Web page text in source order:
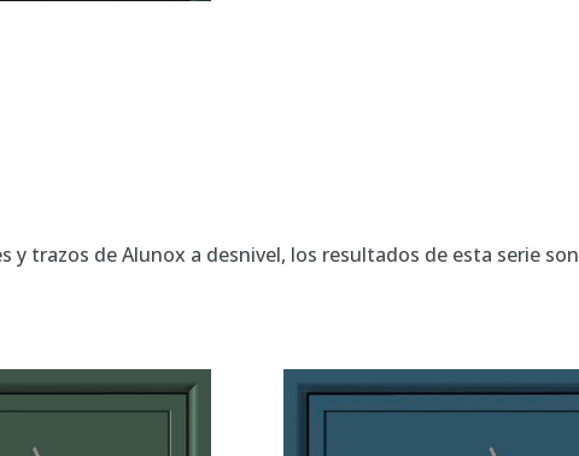
y trazos de Alunox a desnivel, los resultados de esta serie son